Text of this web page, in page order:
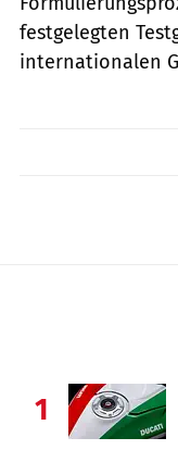
festgelegten
internationalen
1